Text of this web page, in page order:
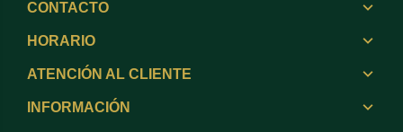
CONTACTO
HORARIO
ATENCIÓN AL CLIENTE
INFORMACIÓN